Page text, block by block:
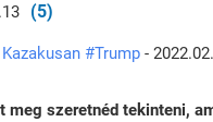
(5)
#Trump -
meg szeretnéd tekinteni,